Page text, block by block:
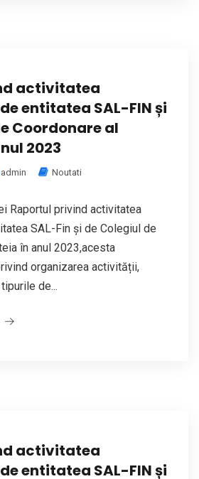
activitatea
entitatea SAL-FIN și
Coordonare al
2023
admin Noutati
Raportul privind activitatea
SAL-Fin și de Colegiul de
în anul 2023,acesta
organizarea activității,
de...
activitatea
entitatea SAL-FIN și